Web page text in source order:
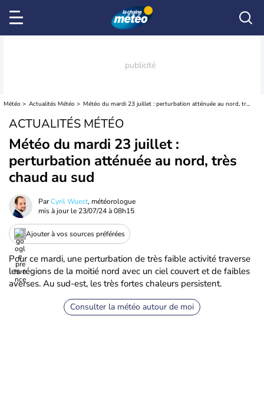
Météo Actualités Météo Météo du mardi 23 juillet : perturbation atténuée au nord, très chaud au sud
ACTUALITÉS MÉTÉO
Météo du mardi 23 juillet :
perturbation atténuée au nord, très
chaud au sud
ParCyril Wuest, météorologue
mis à jour le 23/07/24 à 08h15
Ajouter à vos sources préférées
Pour ce mardi, une perturbation de très faible activité traverse
les régions de la moitié nord avec un ciel couvert et de faibles
averses. Au sud-est, les très fortes chaleurs persistent.
Consulter la météo autour de moi